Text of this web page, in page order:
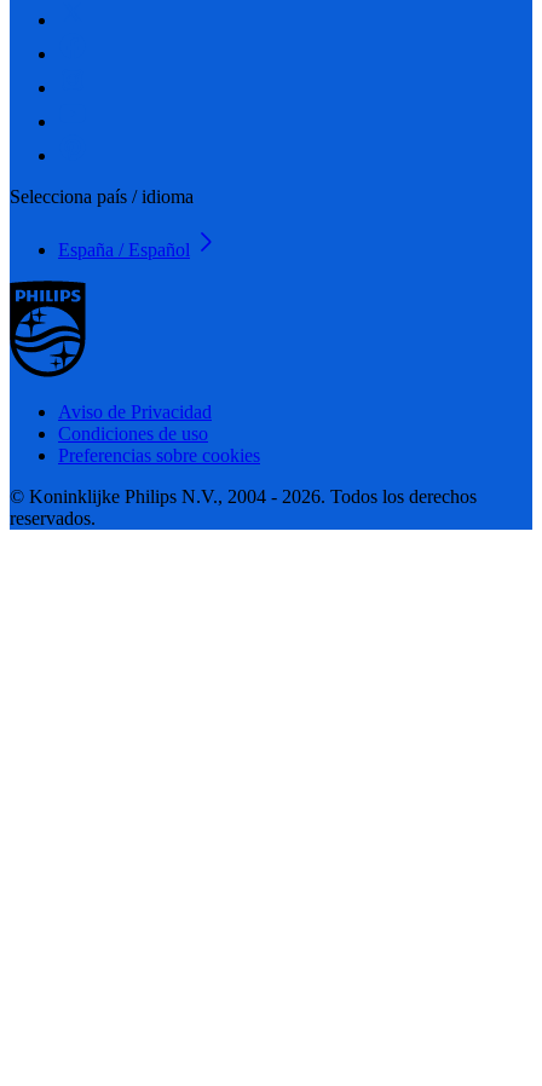
Selecciona país / idioma
España / Español
Aviso de Privacidad
Condiciones de uso
Preferencias sobre cookies
© Koninklijke Philips N.V., 2004 - 2026. Todos los derechos
reservados.